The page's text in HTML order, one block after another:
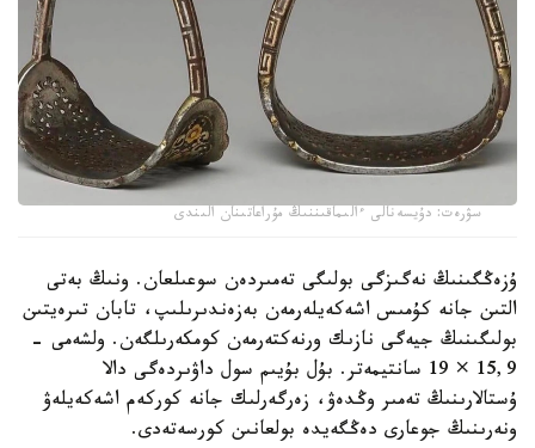
سۋرەت: دۇيسەنالى ءالىماقىننىڭ مۇراعاتىنان الىندى
ۇزەڭگىنىڭ نەگىزگى بولىگى تەمىردەن سوعىلعان. ونىڭ بەتى
التىن جانە كۇمىس اشەكەيلەرمەن بەزەندىرىلىپ، تابان تىرەيتىن
بولىگىنىڭ جيەگى نازىك ورنەكتەرمەن كومكەرىلگەن. ولشەمى -
15,9 × 19 سانتيمەتر. بۇل بۇيىم سول داۋىردەگى دالا
ۇستالارىنىڭ تەمىر وڭدەۋ، زەرگەرلىك جانە كوركەم اشەكەيلەۋ
ونەرىنىڭ جوعارى دەڭگەيدە بولعانىن كورسەتەدى.